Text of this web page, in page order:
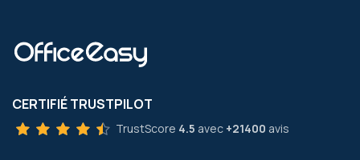
CERTIFIÉ TRUSTPILOT
TrustScore 4.5 avec +21400 avis